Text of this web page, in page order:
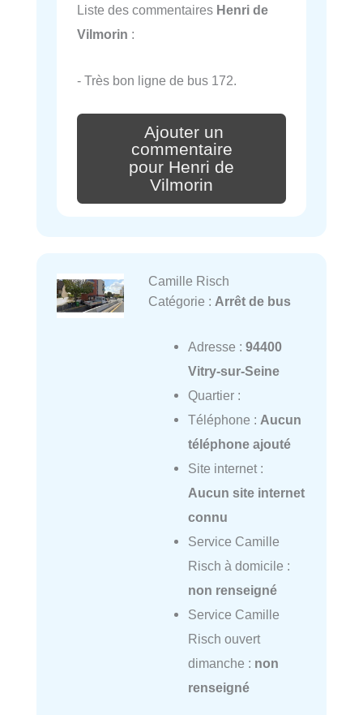
Liste des commentaires Henri de
Vilmorin :
- Très bon ligne de bus 172.
Ajouter un
commentaire
pour Henri de
Vilmorin
Camille Risch
Catégorie : Arrêt de bus
Adresse : 94400
Vitry-sur-Seine
Quartier :
Téléphone : Aucun
téléphone ajouté
Site internet :
Aucun site internet
connu
Service Camille
Risch à domicile :
non renseigné
Service Camille
Risch ouvert
dimanche : non
renseigné